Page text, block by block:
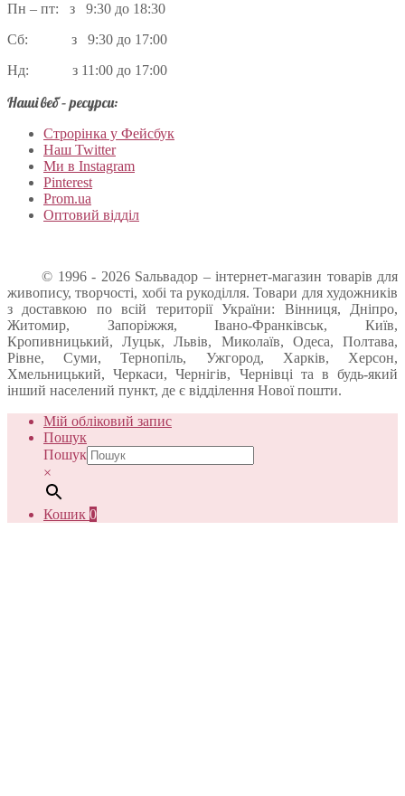
Пн – пт: з 9:30 до 18:30
Сб: з 9:30 до 17:00
Нд: з 11:00 до 17:00
Наші веб – ресурси:
Строрінка у Фейсбук
Наш Twitter
Ми в Instagram
Pinterest
Prom.ua
Оптовий відділ
© 1996 - 2026 Sальвадор – інтернет-магазин товарів для
живопису, творчості, хобі та рукоділля. Товари для художників
з доставкою по всій території України: Вінниця, Дніпро,
Житомир, Запоріжжя, Івано-Франківськ, Київ,
Кропивницький, Луцьк, Львів, Миколаїв, Одеса, Полтава,
Рівне, Суми, Тернопіль, Ужгород, Харків, Херсон,
Хмельницький, Черкаси, Чернігів, Чернівці та в будь-який
інший населений пункт, де є відділення Нової пошти.
Мій обліковий запис
Пошук
Пошук
×
Кошик 0